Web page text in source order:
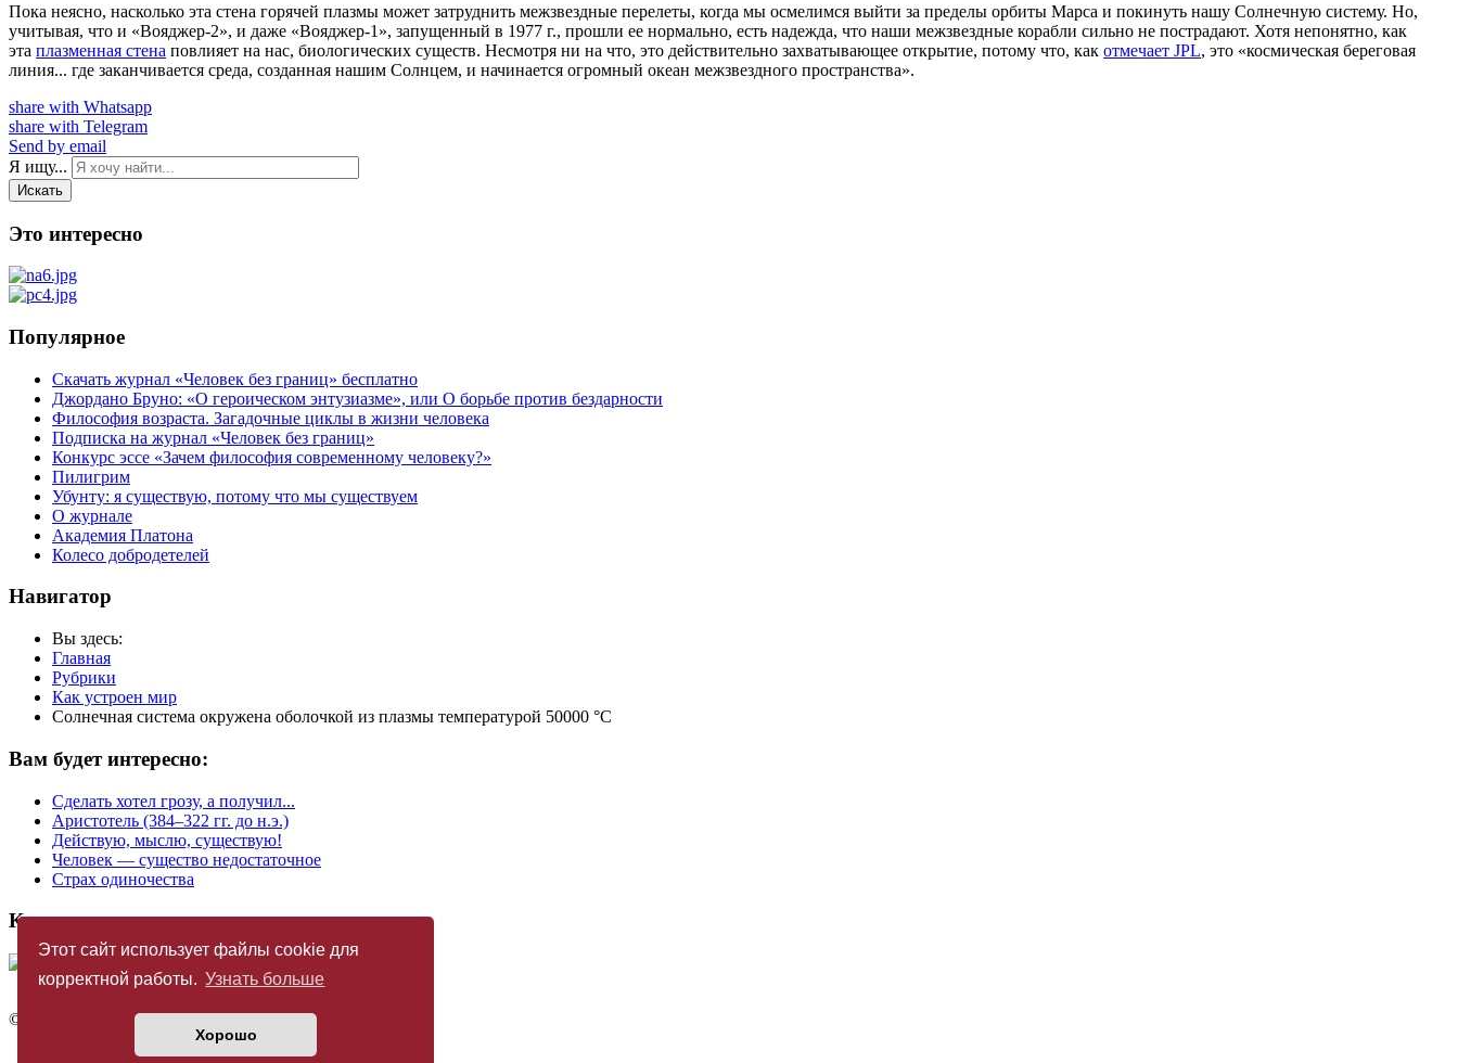
Этот сайт использует файлы cookie для
корректной работы. Узнать больше
Хорошо
Пока неясно, насколько эта стена горячей плазмы может затруднить межзвездные перелеты, когда мы осмелимся выйти за пределы орбиты Марса и покинуть нашу Солнечную систему. Но,
учитывая, что и «Вояджер-2», и даже «Вояджер-1», запущенный в 1977 г., прошли ее нормально, есть надежда, что наши межзвездные корабли сильно не пострадают. Хотя непонятно, как
эта плазменная стена повлияет на нас, биологических существ. Несмотря ни на что, это действительно захватывающее открытие, потому что, как отмечает JPL, это «космическая береговая
линия... где заканчивается среда, созданная нашим Солнцем, и начинается огромный океан межзвездного пространства».
share with Whatsapp
share with Telegram
Send by email
Я ищу...
Искать
Это интересно
Популярное
Скачать журнал «Человек без границ» бесплатно
Джордано Бруно: «О героическом энтузиазме», или О борьбе против бездарности
Философия возраста. Загадочные циклы в жизни человека
Подписка на журнал «Человек без границ»
Конкурс эссе «Зачем философия современному человеку?»
Пилигрим
Убунту: я существую, потому что мы существуем
О журнале
Академия Платона
Колесо добродетелей
Навигатор
Вы здесь:
Главная
Рубрики
Как устроен мир
Солнечная система окружена оболочкой из плазмы температурой 50000 °C
Вам будет интересно:
Сделать хотел грозу, а получил...
Аристотель (384–322 гг. до н.э.)
Действую, мыслю, существую!
Человек — существо недостаточное
Страх одиночества
Купить журнал
© Издательство «Новый Акрополь»2005 — 2026
Политика конфиденциальности